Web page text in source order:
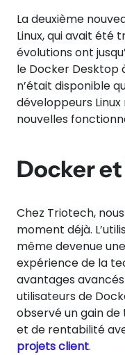
La deuxième
Linux, qui avait été
évolutions ont
le Docker Desktop
n’était disponible
développeurs
nouvelles
Docker
Chez Triotech,
moment déjà.
même devenue
expérience de la
avantages
utilisateurs de
observé un gain
et de rentabilité
projets client.